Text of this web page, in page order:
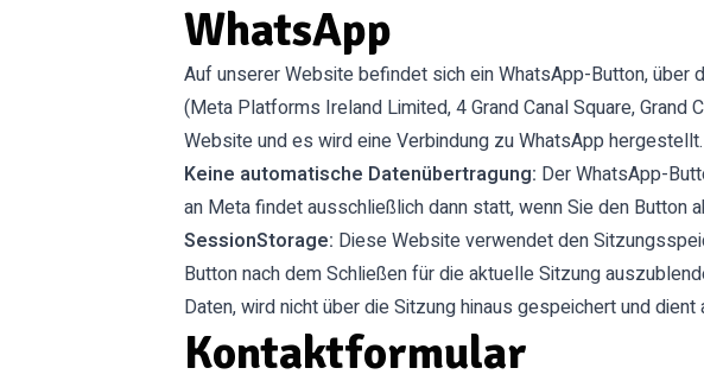
WhatsApp
Auf unserer Website befindet sich ein WhatsApp-Button, über
(Meta Platforms Ireland Limited, 4 Grand Canal Square, Grand
Website und es wird eine Verbindung zu WhatsApp
Keine automatische Datenübertragung: Der WhatsApp-
an Meta findet ausschließlich dann statt, wenn Sie den Button
SessionStorage: Diese Website verwendet den
Button nach dem Schließen für die aktuelle Sitzung
Daten, wird nicht über die Sitzung hinaus gespeichert und
Kontaktformular